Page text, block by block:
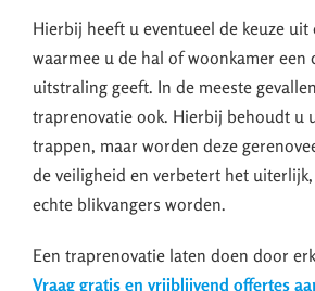
Hierbij heeft u eventueel de keuze uit
waarmee u de hal of woonkamer een
uitstraling geeft. In de meeste
traprenovatie ook. Hierbij behoudt u
trappen, maar worden deze
de veiligheid en verbetert het
echte blikvangers worden.
Een traprenovatie laten doen door
Vraag gratis en vrijblijvend offertes